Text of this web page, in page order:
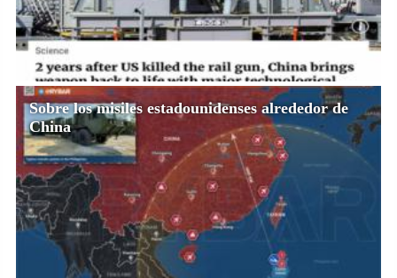
Sobre los misiles estadounidenses alrededor de
China